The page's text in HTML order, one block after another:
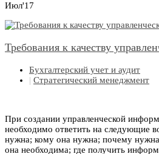
Июл'17
Требования к качеству
Бухгалтерский учет и аудит
| Стратегический менеджмент
При создании управленческой
необходимо ответить на следующие
нужна; кому она нужна; почему
она необходима; где получить